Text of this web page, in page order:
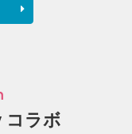
ラボ